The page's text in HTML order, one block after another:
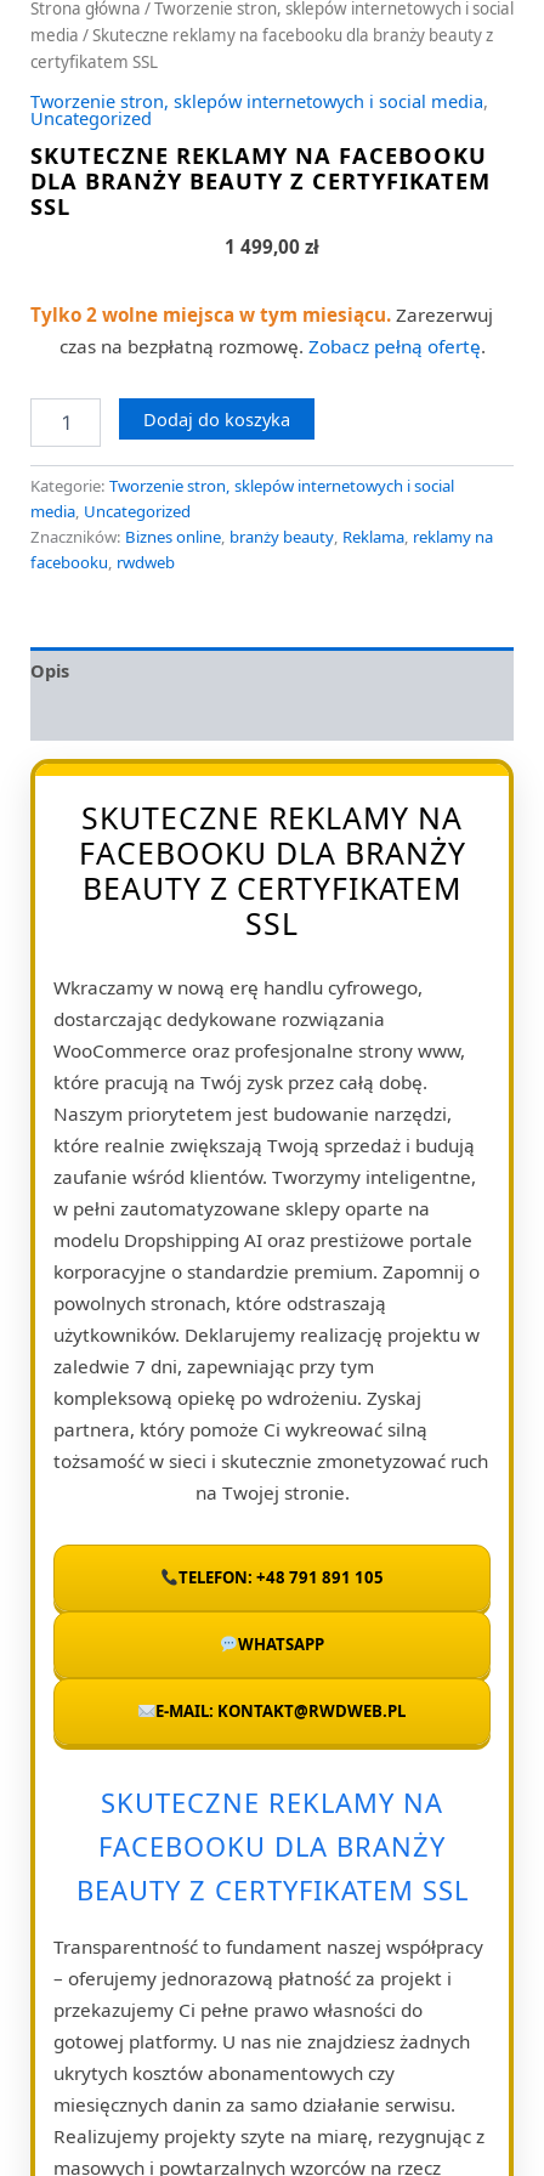
Strona główna /Tworzenie stron, sklepów internetowych i social
media / Skuteczne reklamy na facebooku dla branży beauty z
certyfikatem SSL
Tworzenie stron, sklepów internetowych i social media,
Uncategorized
SKUTECZNE REKLAMY NA FACEBOOKU
DLA BRANŻY BEAUTY Z CERTYFIKATEM
SSL
1 499,00 zł
Tylko 2 wolne miejsca w tym miesiącu. Zarezerwuj
czas na bezpłatną rozmowę. Zobacz pełną ofertę.
Dodaj do koszyka
Kategorie: Tworzenie stron, sklepów internetowych i social
media, Uncategorized
Znaczników: Biznes online, branży beauty, Reklama, reklamy na
facebooku, rwdweb
Opis
SKUTECZNE REKLAMY NA
FACEBOOKU DLA BRANŻY
BEAUTY Z CERTYFIKATEM
SSL
Wkraczamy w nową erę handlu cyfrowego,
dostarczając dedykowane rozwiązania
WooCommerce oraz profesjonalne strony www,
które pracują na Twój zysk przez całą dobę.
Naszym priorytetem jest budowanie narzędzi,
które realnie zwiększają Twoją sprzedaż i budują
zaufanie wśród klientów. Tworzymy inteligentne,
w pełni zautomatyzowane sklepy oparte na
modelu Dropshipping AI oraz prestiżowe portale
korporacyjne o standardzie premium. Zapomnij o
powolnych stronach, które odstraszają
użytkowników. Deklarujemy realizację projektu w
zaledwie 7 dni, zapewniając przy tym
kompleksową opiekę po wdrożeniu. Zyskaj
partnera, który pomoże Ci wykreować silną
tożsamość w sieci i skutecznie zmonetyzować ruch
na Twojej stronie.
TELEFON: +48 791 891 105
WHATSAPP
E-MAIL: KONTAKT@RWDWEB.PL
SKUTECZNE REKLAMY NA
FACEBOOKU DLA BRANŻY
BEAUTY Z CERTYFIKATEM SSL
Transparentność to fundament naszej współpracy
– oferujemy jednorazową płatność za projekt i
przekazujemy Ci pełne prawo własności do
gotowej platformy. U nas nie znajdziesz żadnych
ukrytych kosztów abonamentowych czy
miesięcznych danin za samo działanie serwisu.
Realizujemy projekty szyte na miarę, rezygnując z
masowych i powtarzalnych wzorców na rzecz